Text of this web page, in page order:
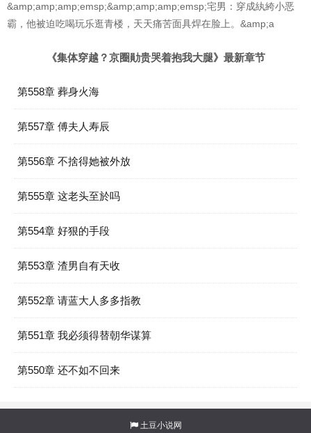
&amp;amp;amp;emsp;&amp;amp;amp;emsp;宅男：穿成紈絝小恶
霸，他被迫吃喝玩乐逛青楼，天天痛苦面具焊在脸上。&amp;a
《集体穿越？京圈勛贵哭着抱我大腿》最新章节
第558章 葬身火海
第557章 傅夫人寿辰
第556章 不捨得她被外放
第555章 这老头至於吗
第554章 好狠的手段
第553章 渣男自有天收
第552章 请蓝大人多多指教
第551章 我必须得替朝华谋算
第550章 还不如不回来
土豆小说网